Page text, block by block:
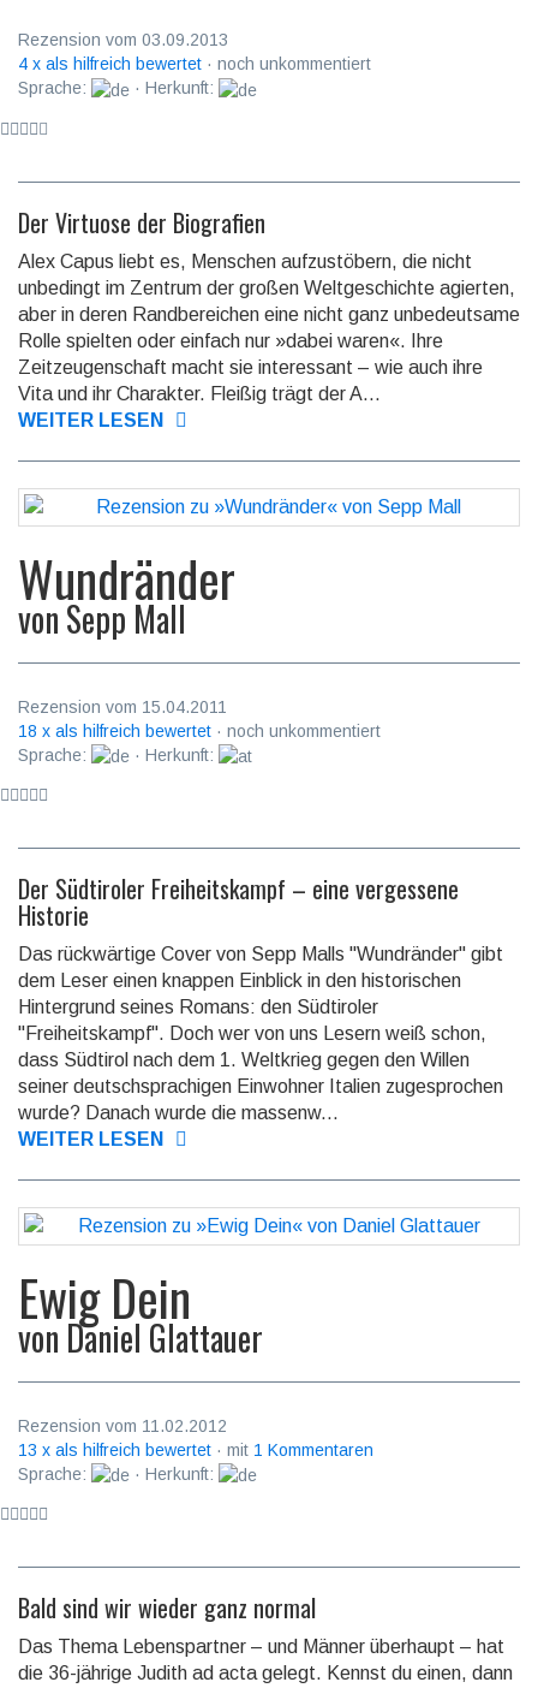
Rezension vom 03.09.2013
4 x als hilfreich bewertet · noch unkommentiert
Sprache:
· Herkunft:
Der Virtuose der Biografien
Alex Capus liebt es, Menschen aufzustöbern, die nicht
unbedingt im Zentrum der großen Weltgeschichte agierten,
aber in deren Randbereichen eine nicht ganz unbedeutsame
Rolle spielten oder einfach nur »dabei waren«. Ihre
Zeitzeugenschaft macht sie interessant – wie auch ihre
Vita und ihr Charakter. Fleißig trägt der A...
WEITER LESEN
Wundränder
vonSepp Mall
Rezension vom 15.04.2011
18 x als hilfreich bewertet · noch unkommentiert
Sprache:
· Herkunft:
Der Südtiroler Freiheitskampf – eine vergessene
Historie
Das rückwärtige Cover von Sepp Malls "Wundränder" gibt
dem Leser einen knappen Einblick in den historischen
Hintergrund seines Romans: den Südtiroler
"Freiheitskampf". Doch wer von uns Lesern weiß schon,
dass Südtirol nach dem 1. Weltkrieg gegen den Willen
seiner deutschsprachigen Einwohner Italien zugesprochen
wurde? Danach wurde die massenw...
WEITER LESEN
Ewig Dein
von Daniel Glattauer
Rezension vom 11.02.2012
13 x als hilfreich bewertet · mit 1 Kommentaren
Sprache:
· Herkunft:
Bald sind wir wieder ganz normal
Das Thema Lebenspartner – und Männer überhaupt – hat
die 36-jährige Judith ad acta gelegt. Kennst du einen, dann